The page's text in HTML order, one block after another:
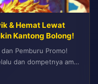
& Hemat Lewat
Kantong Bolong!
Pemburu Promo!
dan dompetnya aman